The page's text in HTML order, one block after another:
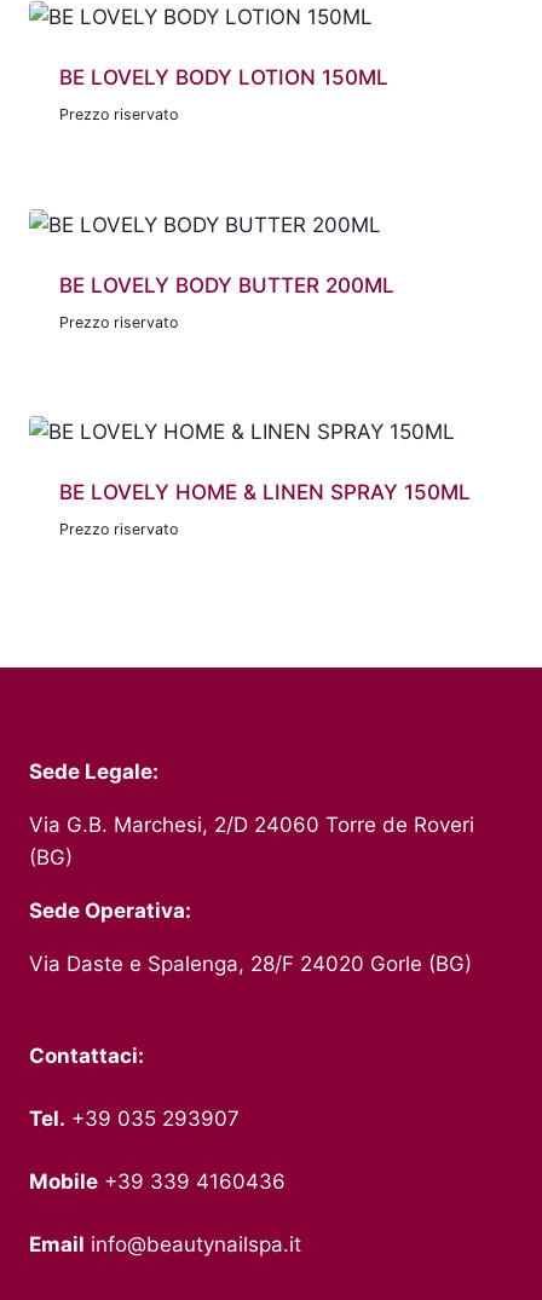
BE LOVELY BODY LOTION 150ML
Prezzo riservato
BE LOVELY BODY BUTTER 200ML
Prezzo riservato
BE LOVELY HOME & LINEN SPRAY 150ML
Prezzo riservato
Sede Legale:
Via G.B. Marchesi, 2/D 24060 Torre de Roveri
(BG)
Sede Operativa:
Via Daste e Spalenga, 28/F 24020 Gorle (BG)
Contattaci:
Tel. +39 035 293907
Mobile +39 339 4160436
Email info@beautynailspa.it